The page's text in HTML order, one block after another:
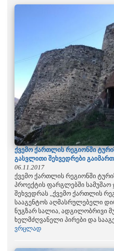
ქვემო ქართლის რეგიონში
გასვლითი შეხვედრები
06.11.2017
ქვემო ქართლის რეგიონში
პროექტის ფარგლებში სამუშაო
შეხვედრას ,,ქვემო ქართლის
სააგენტოს აღმასრულებელი
ნუგზარ სალია, ადგილობრივი
ხელმძღვანელი პირები და
ვრცლად